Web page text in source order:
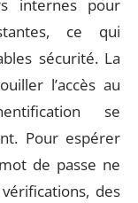
internes pour
ce qui
sécurité. La
l’accès au
se
Pour espérer
de passe ne
des